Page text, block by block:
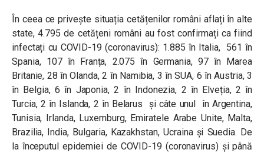
În ceea ce privește situația cetățenilor români aflați în alte
state, 4.795 de cetățeni români au fost confirmați ca fiind
infectați cu COVID-19 (coronavirus): 1.885 în Italia, 561 în
Spania, 107 în Franța, 2.075 în Germania, 97 în Marea
Britanie, 28 în Olanda, 2 în Namibia, 3 în SUA, 6 în Austria, 3
în Belgia, 6 în Japonia, 2 în Indonezia, 2 în Elveția, 2 în
Turcia, 2 în Islanda, 2 în Belarus și câte unul în Argentina,
Tunisia, Irlanda, Luxemburg, Emiratele Arabe Unite, Malta,
Brazilia, India, Bulgaria, Kazakhstan, Ucraina și Suedia. De
la începutul epidemiei de COVID-19 (coronavirus) și până